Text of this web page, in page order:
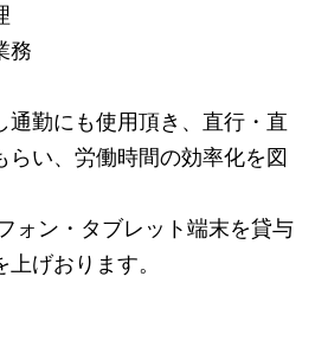
務
通勤にも使用頂き、直行・直
らい、労働時間の効率化を図
ォン・タブレット端末を貸与
げおります。